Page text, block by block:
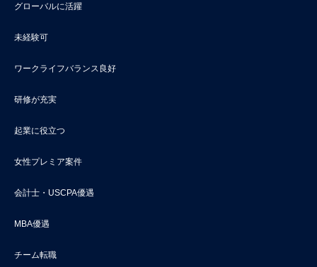
グローバルに活躍
未経験可
ワークライフバランス良好
研修が充実
起業に役立つ
女性プレミア案件
会計士・USCPA優遇
MBA優遇
チーム転職